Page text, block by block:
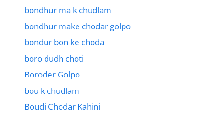
bondhur ma k chudlam
bondhur make chodar golpo
bondur bon ke choda
boro dudh choti
Boroder Golpo
bou k chudlam
Boudi Chodar Kahini